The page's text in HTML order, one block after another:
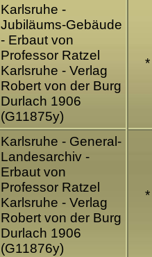
Karlsruhe -
Jubiläums-Gebäude
- Erbaut von
Professor Ratzel
Karlsruhe - Verlag
Robert von der Burg
Durlach 1906
(G11875y)
*
Karlsruhe - General-
Landesarchiv -
Erbaut von
Professor Ratzel
Karlsruhe - Verlag
Robert von der Burg
Durlach 1906
(G11876y)
*